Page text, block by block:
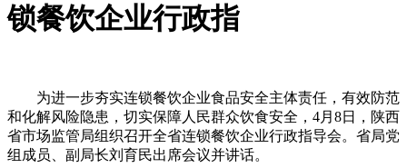
锁餐饮企业行政指
为进一步夯实连锁餐饮企业食品安全主体责任，有效防范
和化解风险隐患，切实保障人民群众饮食安全，4月8日，陕西
省市场监管局组织召开全省连锁餐饮企业行政指导会。省局党
组成员、副局长刘育民出席会议并讲话。